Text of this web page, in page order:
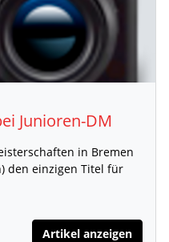
Junioren-DM
in Bremen
den einzigen Titel für
Artikel anzeigen